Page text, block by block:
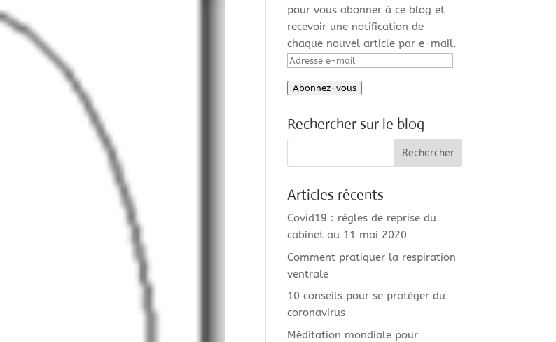
pour vous abonner à ce blog et
recevoir une notification de
chaque nouvel article par e-mail.
Adresse
mail
Abonnez-vous
Rechercher sur le blog
Articles récents
Covid19 : règles de reprise du
cabinet au 11 mai 2020
Comment pratiquer la respiration
ventrale
10 conseils pour se protéger du
coronavirus
Méditation mondiale pour